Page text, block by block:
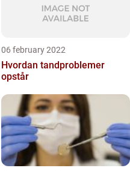
06 february 2022
Hvordan tandproblemer
opstår